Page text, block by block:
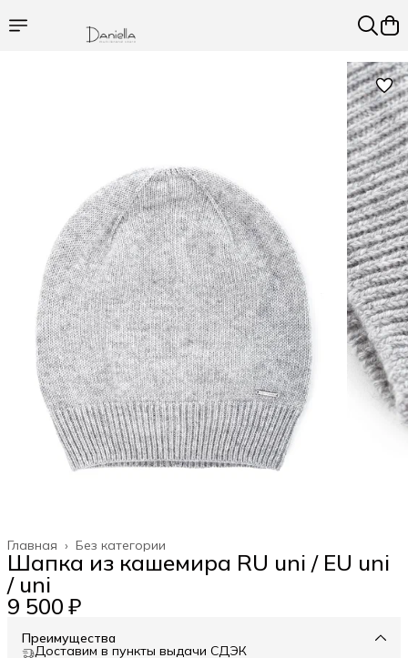
Без категории
Главная ›
Шапка из кашемира RU uni / EU uni
/ uni
9 500 ₽
Преимущества
Доставим в пункты выдачи СДЭК